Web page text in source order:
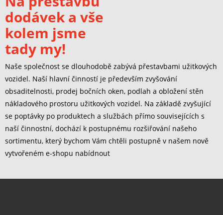
dodávek a vše
kolem jsme
tady my!
Naše společnost se dlouhodobě zabývá přestavbami užitkových
vozidel. Naší hlavní činností je především zvyšování
obsaditelnosti, prodej bočních oken, podlah a obložení stěn
nákladového prostoru užitkových vozidel. Na základě zvyšující
se poptávky po produktech a službách přímo souvisejících s
naší činnostní, dochází k postupnému rozšiřování našeho
sortimentu, který bychom Vám chtěli postupně v našem nově
vytvořeném e-shopu nabídnout